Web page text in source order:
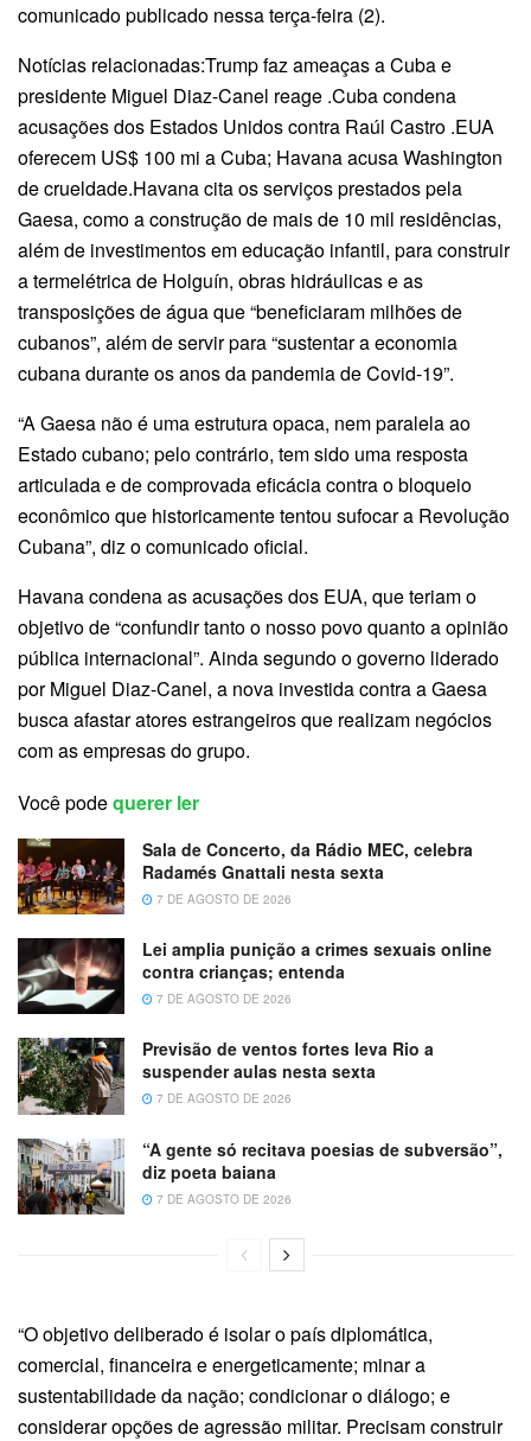
comunicado publicado nessa terça-feira (2).
Notícias relacionadas:Trump faz ameaças a Cuba e
presidente Miguel Diaz-Canel reage .Cuba condena
acusações dos Estados Unidos contra Raúl Castro .EUA
oferecem US$ 100 mi a Cuba; Havana acusa Washington
de crueldade.Havana cita os serviços prestados pela
Gaesa, como a construção de mais de 10 mil residências,
além de investimentos em educação infantil, para construir
a termelétrica de Holguín, obras hidráulicas e as
transposições de água que “beneficiaram milhões de
cubanos”, além de servir para “sustentar a economia
cubana durante os anos da pandemia de Covid-19”.
“A Gaesa não é uma estrutura opaca, nem paralela ao
Estado cubano; pelo contrário, tem sido uma resposta
articulada e de comprovada eficácia contra o bloqueio
econômico que historicamente tentou sufocar a Revolução
Cubana”, diz o comunicado oficial.
Havana condena as acusações dos EUA, que teriam o
objetivo de “confundir tanto o nosso povo quanto a opinião
pública internacional”. Ainda segundo o governo liderado
por Miguel Diaz-Canel, a nova investida contra a Gaesa
busca afastar atores estrangeiros que realizam negócios
com as empresas do grupo.
Você podequerer ler
Sala de Concerto, da Rádio MEC, celebra
Radamés Gnattali nesta sexta
7 DE AGOSTO DE 2026
Lei amplia punição a crimes sexuais online
contra crianças; entenda
7 DE AGOSTO DE 2026
Previsão de ventos fortes leva Rio a
suspender aulas nesta sexta
7 DE AGOSTO DE 2026
“A gente só recitava poesias de subversão”,
diz poeta baiana
7 DE AGOSTO DE 2026
“O objetivo deliberado é isolar o país diplomática,
comercial, financeira e energeticamente; minar a
sustentabilidade da nação; condicionar o diálogo; e
considerar opções de agressão militar. Precisam construir